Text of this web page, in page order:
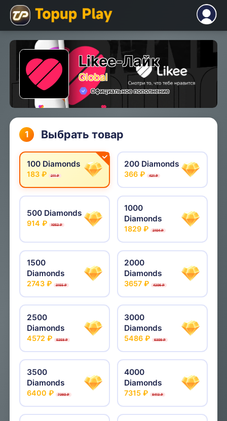
Likee-Лайк
Global
Официальное пополнение
1 Выбрать товар
100 Diamonds
183 ₽ 211 ₽
200 Diamonds
366 ₽ 421 ₽
500 Diamonds
914 ₽ 1052 ₽
1000
Diamonds
1829 ₽ 2104 ₽
1500
Diamonds
2743 ₽ 3155 ₽
2000
Diamonds
3657 ₽ 4206 ₽
2500
Diamonds
4572 ₽ 5258 ₽
3000
Diamonds
5486 ₽ 6309 ₽
3500
Diamonds
6400 ₽ 7360 ₽
4000
Diamonds
7315 ₽ 8413 ₽